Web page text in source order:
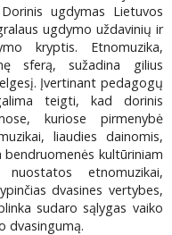
ugdymas Lietuvos
ugdymo uždavinių ir
kryptis. Etnomuzika,
sferą, sužadina gilius
Įvertinant pedagogų
teigti, kad dorinis
kuriose pirmenybė
liaudies dainomis,
kultūriniam
etnomuzikai,
dvasines vertybes,
sudaro sąlygas vaiko
dvasingumą.